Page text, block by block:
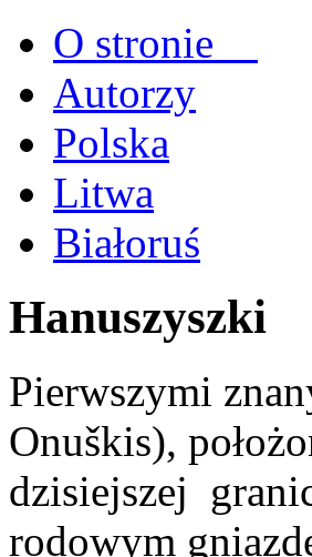
O stronie
Autorzy
Polska
Litwa
Białoruś
Hanuszyszki
Pierwszymi
Onuškis),
dzisiejszej
rodowym